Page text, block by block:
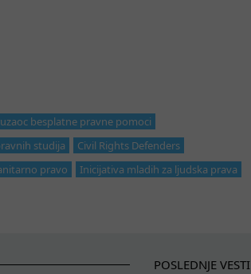
besplatne pravne pomoci
studija
Civil Rights Defenders
pravo
Inicijativa mladih za ljudska prava
POSLEDNJE VESTI